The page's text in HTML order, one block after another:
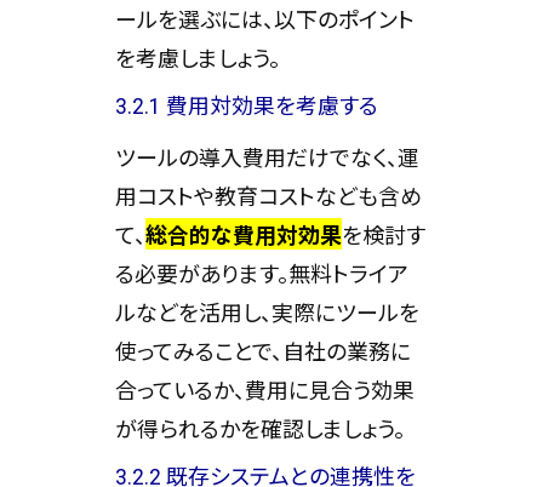
ールを選ぶには、以下のポイント
を考慮しましょう。
3.2.1 費用対効果を考慮する
ツールの導入費用だけでなく、運
用コストや教育コストなども含め
て、総合的な費用対効果を検討す
る必要があります。無料トライア
ルなどを活用し、実際にツールを
使ってみることで、自社の業務に
合っているか、費用に見合う効果
が得られるかを確認しましょう。
3.2.2 既存システムとの連携性を